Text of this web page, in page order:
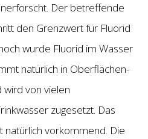
Der betreffende
den Grenzwert für Fluorid
wurde Fluorid im Wasser
natürlich in Oberflächen-
wird von vielen
zugesetzt. Das
natürlich vorkommend. Die